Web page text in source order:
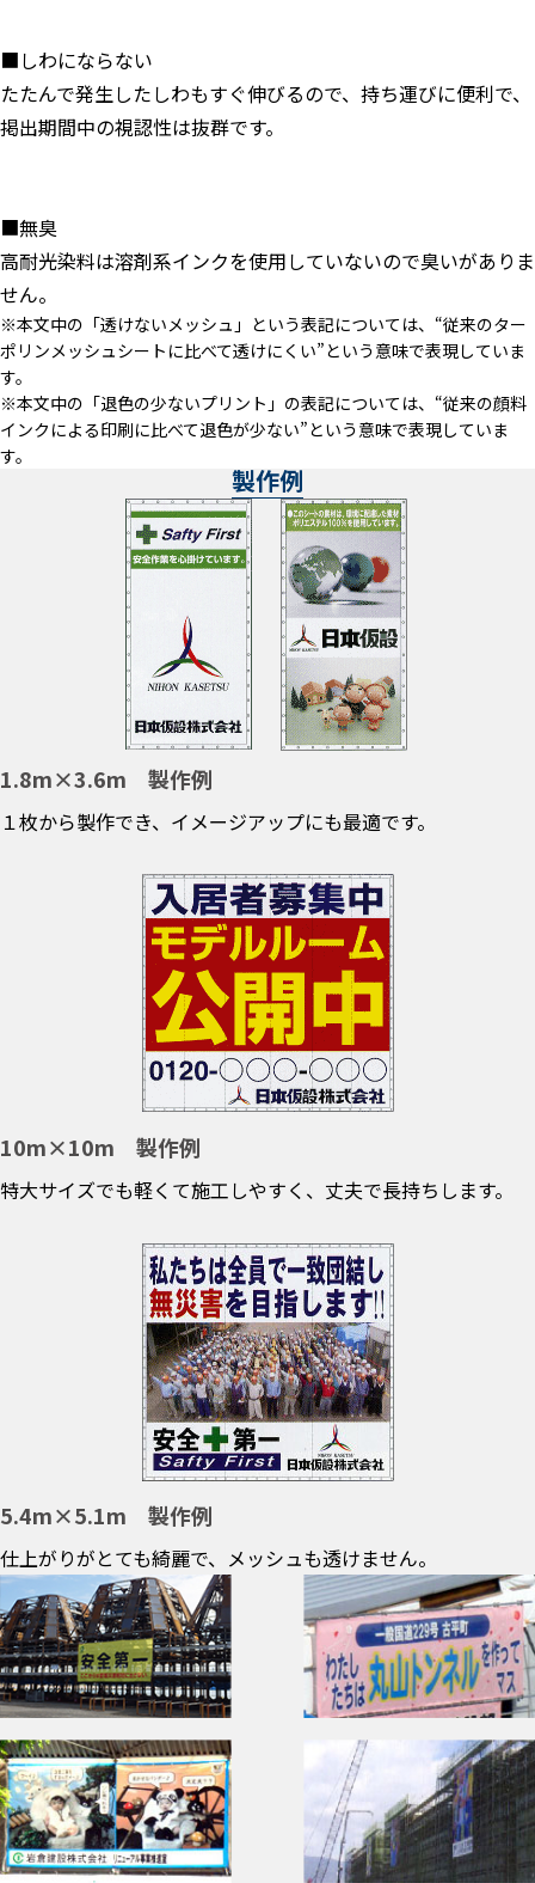
■しわにならない
たたんで発生したしわもすぐ伸びるので、持ち運びに便利で、
掲出期間中の視認性は抜群です。
■無臭
高耐光染料は溶剤系インクを使用していないので臭いがありま
せん。
※本文中の「透けないメッシュ」という表記については、“従来のター
ポリンメッシュシートに比べて透けにくい”という意味で表現していま
す。
※本文中の「退色の少ないプリント」の表記については、“従来の顔料
インクによる印刷に比べて退色が少ない”という意味で表現していま
す。
製作例
1.8m×3.6m 製作例
１枚から製作でき、イメージアップにも最適です。
10m×10m 製作例
特大サイズでも軽くて施工しやすく、丈夫で長持ちします。
5.4m×5.1m 製作例
仕上がりがとても綺麗で、メッシュも透けません。